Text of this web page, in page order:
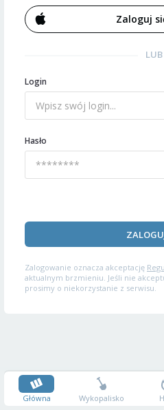
Zaloguj
LUB
Login
Hasło
Zalogowanie oznacza akceptację
aktualnym brzmieniu. Jeśli nie
prosimy o niekorzystanie z serwisu.
Główna Wykopalisko